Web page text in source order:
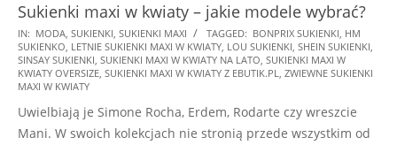
Sukienki maxi w kwiaty – jakie modele wybrać?
2021-
08-
10
IN: MODA, SUKIENKI, SUKIENKI MAXI TAGGED: BONPRIX SUKIENKI, HM
SUKIENKO, LETNIE SUKIENKI MAXI W KWIATY, LOU SUKIENKI, SHEIN SUKIENKI,
SINSAY SUKIENKI, SUKIENKI MAXI W KWIATY NA LATO, SUKIENKI MAXI W
KWIATY OVERSIZE, SUKIENKI MAXI W KWIATY Z EBUTIK.PL, ZWIEWNE SUKIENKI
MAXI W KWIATY
Uwielbiają je Simone Rocha, Erdem, Rodarte czy wreszcie
Mani. W swoich kolekcjach nie stronią przede wszystkim od